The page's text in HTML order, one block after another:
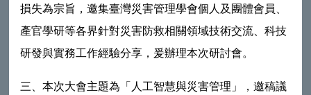
損失為宗旨，邀集臺灣災害管理學會個人及團體會員、
產官學研等各界針對災害防救相關領域技術交流、科技
研發與實務工作經驗分享，爰辦理本次研討會。
三、本次大會主題為「人工智慧與災害管理」，邀稿議